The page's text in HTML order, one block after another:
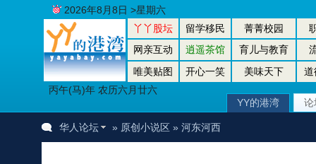
丫丫股坛 留学移民 菁菁校园
网亲互动
逍遥茶馆 育儿与教育
唯美贴图
开心一笑 美味天下
道
丙午(马)年 农历六月廿六
2026年8月8日 >星期六
YY的港湾 论
华人论坛 » 原创小说区» 河东河西